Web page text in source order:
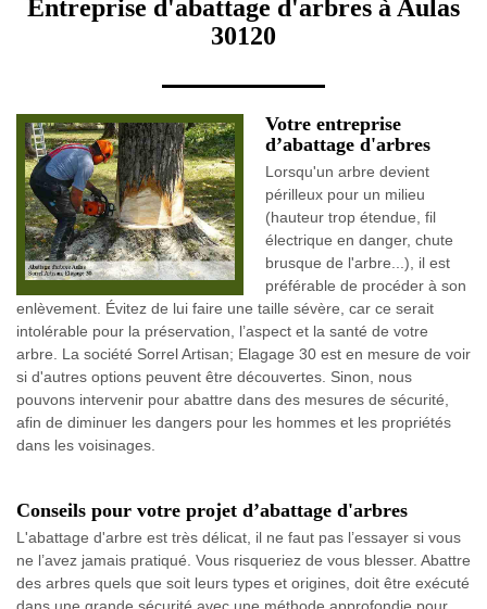
Entreprise d'abattage d'arbres à Aulas
30120
Votre entreprise
d’abattage d'arbres
Lorsqu'un arbre devient
périlleux pour un milieu
(hauteur trop étendue, fil
électrique en danger, chute
brusque de l'arbre...), il est
préférable de procéder à son
enlèvement. Évitez de lui faire une taille sévère, car ce serait
intolérable pour la préservation, l’aspect et la santé de votre
arbre. La société Sorrel Artisan; Elagage 30 est en mesure de voir
si d'autres options peuvent être découvertes. Sinon, nous
pouvons intervenir pour abattre dans des mesures de sécurité,
afin de diminuer les dangers pour les hommes et les propriétés
dans les voisinages.
Conseils pour votre projet d’abattage d'arbres
L'abattage d'arbre est très délicat, il ne faut pas l’essayer si vous
ne l’avez jamais pratiqué. Vous risqueriez de vous blesser. Abattre
des arbres quels que soit leurs types et origines, doit être exécuté